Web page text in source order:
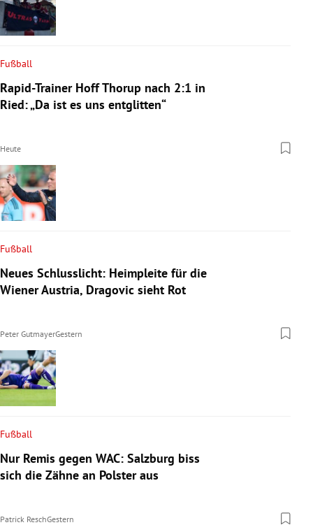
Fußball
Rapid-Trainer Hoff Thorup nach 2:1 in
Ried: „Da ist es uns entglitten“
Heute
Fußball
Neues Schlusslicht: Heimpleite für die
Wiener Austria, Dragovic sieht Rot
Peter GutmayerGestern
Fußball
Nur Remis gegen WAC: Salzburg biss
sich die Zähne an Polster aus
Patrick ReschGestern